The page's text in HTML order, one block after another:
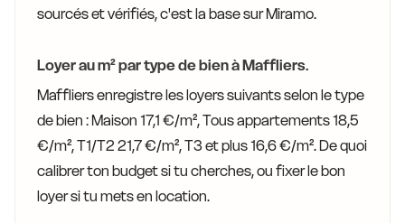
sourcés et vérifiés, c'est la base sur Miramo.
Loyer au m² par type de bien à Maffliers.
Maffliers enregistre les loyers suivants selon le type
de bien : Maison 17,1 €/m², Tous appartements 18,5
€/m², T1/T2 21,7 €/m², T3 et plus 16,6 €/m². De quoi
calibrer ton budget si tu cherches, ou fixer le bon
loyer si tu mets en location.